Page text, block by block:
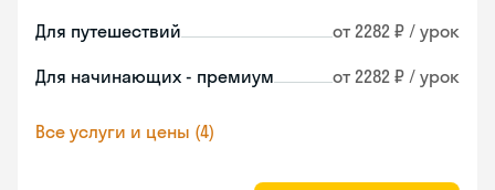
Для путешествий от 2282 ₽ / урок
Для начинающих - премиум от 2282 ₽ / урок
Все услуги и цены (4)